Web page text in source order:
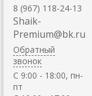
8 (967) 118-24-13
Shaik-
Premium@bk.ru
Обратный
звонок
C 9:00 - 18:00, пн-
пт